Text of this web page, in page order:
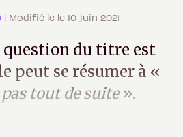
| Modifié le le 10 juin 2021
question du titre est
peut se résumer à «
tout de suite».